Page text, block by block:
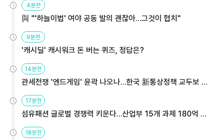
4분전
與 "'하늘이법' 여야 공동 발의 괜찮아…그것이 협치"
9분전
'캐시딜' 캐시워크 돈 버는 퀴즈, 정답은?
14분전
관세전쟁 '엔드게임' 윤곽 나오나…한국 新통상정책 교두보 활
17분전
섬유패션 글로벌 경쟁력 키운다…산업부 15개 과제 180억 지
18분전